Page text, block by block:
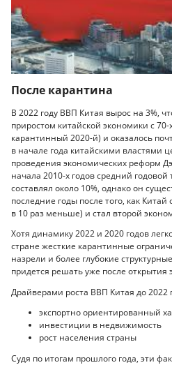
После карантина
В 2022 году ВВП Китая вырос на 3%,
приростом китайской экономики с 70-
карантинный 2020-й) и оказалось
в начале года китайскими властями
проведения экономических реформ
начала 2010-х годов средний
составлял около 10%, однако он
последние годы после того, как
в 10 раз меньше) и стал второй
Хотя динамику 2022 и 2020 годов
стране жесткие карантинные
назрели и более глубокие
придется решать уже после открытия
Драйверами роста ВВП Китая до 2022
экспортно ориентированный
инвестиции в недвижимость
рост населения страны
Судя по итогам прошлого года, эти